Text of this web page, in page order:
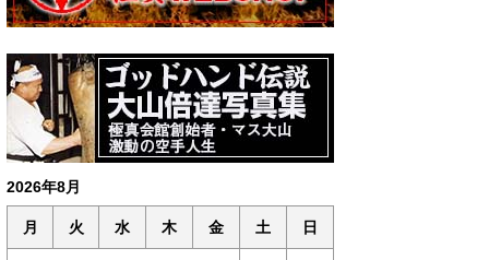
2026年8月
月 火 水 木 金 土 日